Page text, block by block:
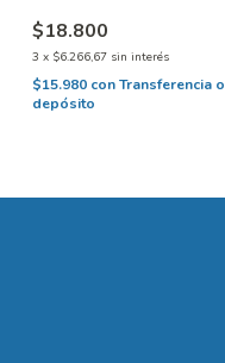
$18.800
3 x $6.266,67 sin interés
$15.980 con Transferencia o
depósito